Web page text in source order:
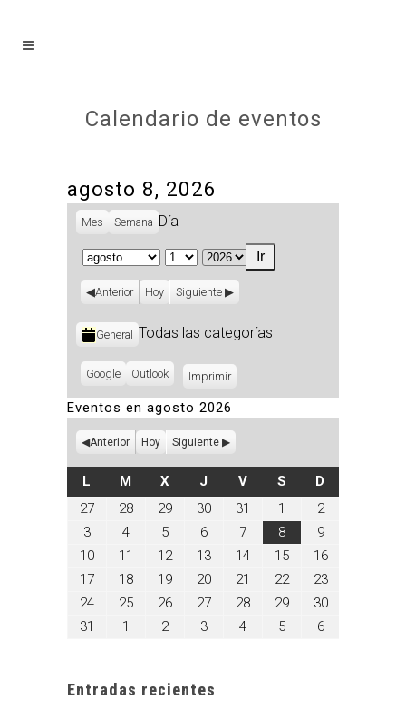
Calendario de eventos
agosto 8, 2026
Mes Semana Día
Mes
Día
Año
Anterior Hoy Siguiente
Categorías
General Todas las categorías
Subscribe
Google
Subscribe
Outlook ImprimirVistas
Eventos en agosto 2026
Anterior Hoy Siguiente
L LUNES
M MARTES
XMIÉRCOLES
J JUEVES
VVIERNES
SSÁBADO
D
27julio
28julio
29julio
30julio
31
31,
1
agosto
1,
2026
2agosto
2,
2026
3agosto
3,
2026
4agosto
4,
2026
5agosto
5,
2026
6agosto
6,
2026
7agosto
7,
2026
8agosto
8,
2026
9agosto
9,
2026
10agosto
10,
11
agosto
2026
12agosto
2026
13agosto
2026
14agosto
2026
15agosto
2026
16agosto
2026
17agosto
2026
18agosto
18,
2026
19agosto
2026
20agosto
20,
2026
21
agosto
2026
22agosto
2026
23agosto
23,
2026
24agosto
25agosto
26agosto
27agosto
28agosto
29agosto
30agosto
31
agosto
1
septiembre
2septiembre
3septiembre
4septiembre
5septiembre
6septiembre
Entradas recientes